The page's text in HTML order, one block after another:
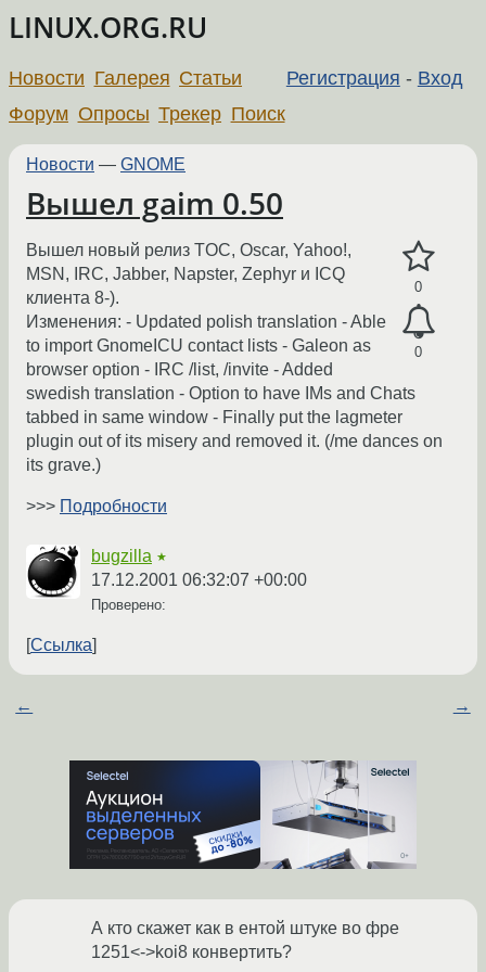
LINUX.ORG.RU
Регистрация - Вход
Новости Галерея Статьи
Форум Опросы Трекер Поиск
Новости — GNOME
Вышел gaim 0.50
0
0
Вышел новый релиз TOC, Oscar, Yahoo!,
MSN, IRC, Jabber, Napster, Zephyr и ICQ
клиента 8-).
Изменения: - Updated polish translation - Able
to import GnomeICU contact lists - Galeon as
browser option - IRC /list, /invite - Added
swedish translation - Option to have IMs and Chats
tabbed in same window - Finally put the lagmeter
plugin out of its misery and removed it. (/me dances on
its grave.)
>>> Подробности
bugzilla ★
17.12.2001 06:32:07 +00:00
Проверено:
Ссылка
← →
А кто скажет как в ентой штуке во фре
1251<->koi8 конвертить?